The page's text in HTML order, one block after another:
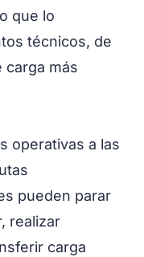
que lo
técnicos, de
carga más
operativas a las
pueden parar
realizar
carga